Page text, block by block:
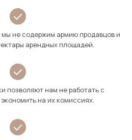
мы не содержим армию продавцов и
арендных площадей.
позволяют нам не работать с
на их комиссиях.